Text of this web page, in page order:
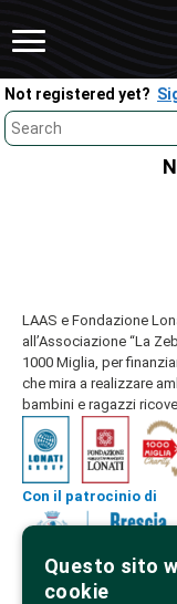
Not registered yet?
LAAS e Fondazione
all’Associazione “La
1000 Miglia, per
che mira a realizzare
bambini e ragazzi
Con il patrocinio di
Contatti
Questo sito
cookie